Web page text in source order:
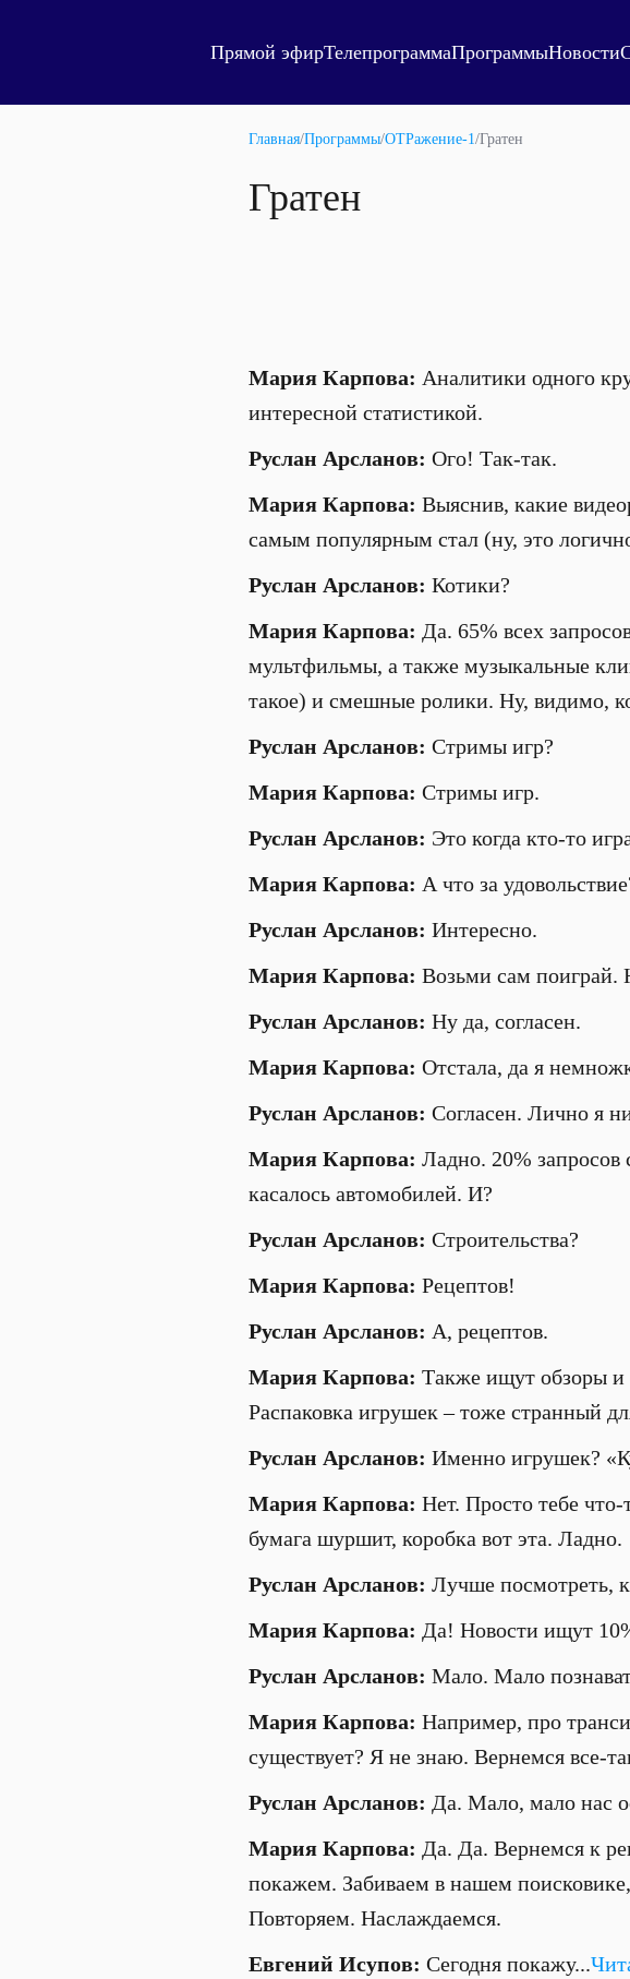
Прямой эфирТелепрограммаПрограммыНовости
Главная/Программы/ОТРажение-1/Гратен
Гратен
Мария Карпова: Аналитики одного
интересной статистикой.
Руслан Арсланов: Ого! Так-так.
Мария Карпова: Выяснив, какие
самым популярным стал (ну, это
Руслан Арсланов: Котики?
Мария Карпова: Да. 65% всех
мультфильмы, а также музыкальные
такое) и смешные ролики. Ну, видимо,
Руслан Арсланов: Стримы игр?
Мария Карпова: Стримы игр.
Руслан Арсланов: Это когда кто-то
Мария Карпова: А что за
Руслан Арсланов: Интересно.
Мария Карпова: Возьми сам поиграй.
Руслан Арсланов: Ну да, согласен.
Мария Карпова: Отстала, да я
Руслан Арсланов: Согласен. Лично я
Мария Карпова: Ладно. 20% запросов
касалось автомобилей. И?
Руслан Арсланов: Строительства?
Мария Карпова: Рецептов!
Руслан Арсланов: А, рецептов.
Мария Карпова: Также ищут обзоры и
Распаковка игрушек – тоже странный
Руслан Арсланов: Именно игрушек?
Мария Карпова: Нет. Просто тебе
бумага шуршит, коробка вот эта. Ладно.
Руслан Арсланов: Лучше посмотреть,
Мария Карпова: Да! Новости ищут
Руслан Арсланов: Мало. Мало
Мария Карпова: Например, про
существует? Я не знаю. Вернемся все-
Руслан Арсланов: Да. Мало, мало нас
Мария Карпова: Да. Да. Вернемся к
покажем. Забиваем в нашем
Повторяем. Наслаждаемся.
Евгений Исупов: Сегодня покажу...